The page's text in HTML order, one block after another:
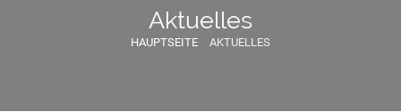
Aktuelles
HAUPTSEITE AKTUELLES